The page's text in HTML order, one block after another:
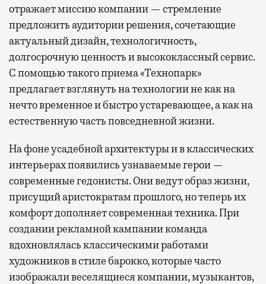
отражает миссию компании — стремление
предложить аудитории решения, сочетающие
актуальный дизайн, технологичность,
долгосрочную ценность и высококлассный сервис.
С помощью такого приема «Технопарк»
предлагает взглянуть на технологии не как на
нечто временное и быстро устаревающее, а как на
естественную часть повседневной жизни.
На фоне усадебной архитектуры и в классических
интерьерах появились узнаваемые герои —
современные гедонисты. Они ведут образ жизни,
присущий аристократам прошлого, но теперь их
комфорт дополняет современная техника. При
создании рекламной кампании команда
вдохновлялась классическими работами
художников в стиле барокко, которые часто
изображали веселящиеся компании, музыкантов,